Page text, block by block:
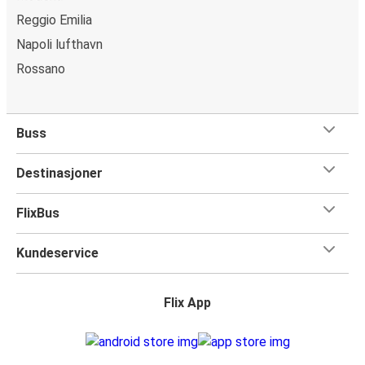
Reggio Emilia
Napoli lufthavn
Rossano
Buss
Destinasjoner
FlixBus
Kundeservice
Flix App